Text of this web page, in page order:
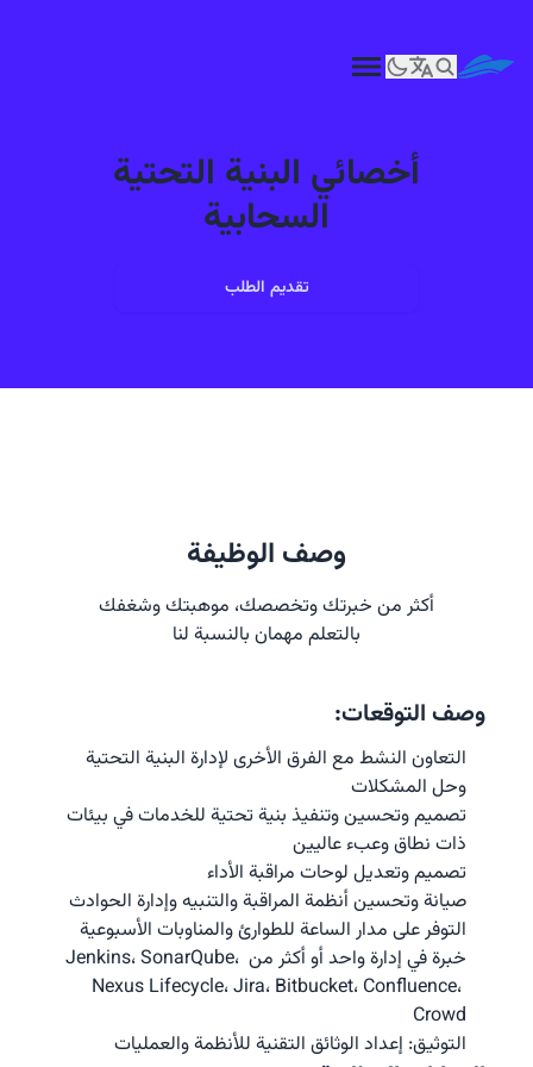
أخصائي البنية التحتية
السحابية
تقديم الطلب
وصف الوظيفة
أكثر من خبرتك وتخصصك، موهبتك وشغفك
بالتعلم مهمان بالنسبة لنا
وصف التوقعات:
وحل المشكلات
ذات نطاق وعبء عاليين
تصميم وتعديل لوحات مراقبة الأداء
صيانة وتحسين أنظمة المراقبة والتنبيه وإدارة الحوادث
التوفر على مدار الساعة للطوارئ والمناوبات الأسبوعية
خبرة في إدارة واحد أو أكثر من Jenkins، SonarQube،
Nexus Lifecycle، Jira، Bitbucket، Confluence،
Crowd
التوثيق: إعداد الوثائق التقنية للأنظمة والعمليات